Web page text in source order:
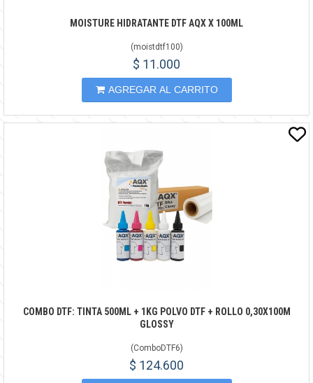
MOISTURE HIDRATANTE DTF AQX X 100ML
(moistdtf100)
$ 11.000
AGREGAR AL CARRITO
COMBO DTF: TINTA 500ML + 1KG POLVO DTF + ROLLO 0,30X100M
GLOSSY
(ComboDTF6)
$ 124.600